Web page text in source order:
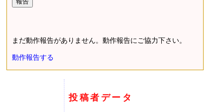
まだ動作報告がありません。動作報告にご協力下さい。
動作報告する
投稿者データ